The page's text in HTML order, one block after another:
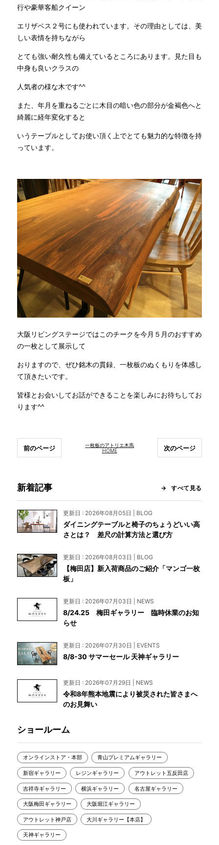
行や豪華客船クイーン
エリザベス２号にも使われています。その理由としては、美
しい表情を持ちながら
とても強い耐久性も備えているところにあります。見た目も
中身も良いクラスの
人気者の様な木です^^
また、年月を重ねるごとに木目の暗い色の部分が金褐色へと
綺麗に経年変化すると
いうテーブルとしてお使い頂く上でとても魅力的な特徴を持
っています。
大阪リビングステージではこのチークを今月５月のおすすめ
の一枚として展示して
おりますので、ぜひ銘木の貫録、一枚板のぬくもりを体感し
て頂きたいです。
皆様とお会いしてお話ができることを楽しみにお待ちしてお
ります^^
一枚板のアトリエ木馬
HOME
前のページ 次のページ
新着記事 すべて見る
更新日 : 2026年08月05日 | BLOG
ダイニングテーブルと椅子のちょうどいい高
さとは？ 差尺の計算方法と選び方
更新日 : 2026年08月03日 | BLOG
【梅田店】新入荷商品のご紹介「マンゴ一枚
板」
更新日 : 2026年07月03日 | NEWS
8/24.25 梅田ギャラリー 臨時休業のお知
らせ
更新日 : 2026年07月30日 | EVENTS
8/8-30 サマーセール 天神ギャラリー
更新日 : 2026年07月29日 | NEWS
令和8年熊本地震により被災された皆さまへ
のお見舞い
ショールーム
オンラインストア・本部 青山プレミアムギャラリー
新宿ギャラリー レジンギャラリー アウトレット五反田店
吉祥寺ギャラリー 横浜ギャラリー 名古屋ギャラリー
大阪梅田ギャラリー 大阪堀江ギャラリー
アウトレット神戸店 大川ギャラリー【本店】
天神ギャラリー